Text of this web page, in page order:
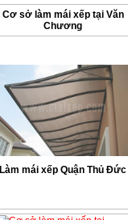
Cơ sở làm mái xếp tại Văn
Chương
Làm mái xếp Quận Thủ Đức